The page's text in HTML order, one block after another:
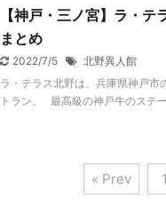
【神戸・三ノ宮】ラ・
まとめ
2022/7/5
北野異人館
ラ・テラス北野は、兵庫県神戸
トラン。 最高級の神戸牛のステ
« Prev 1